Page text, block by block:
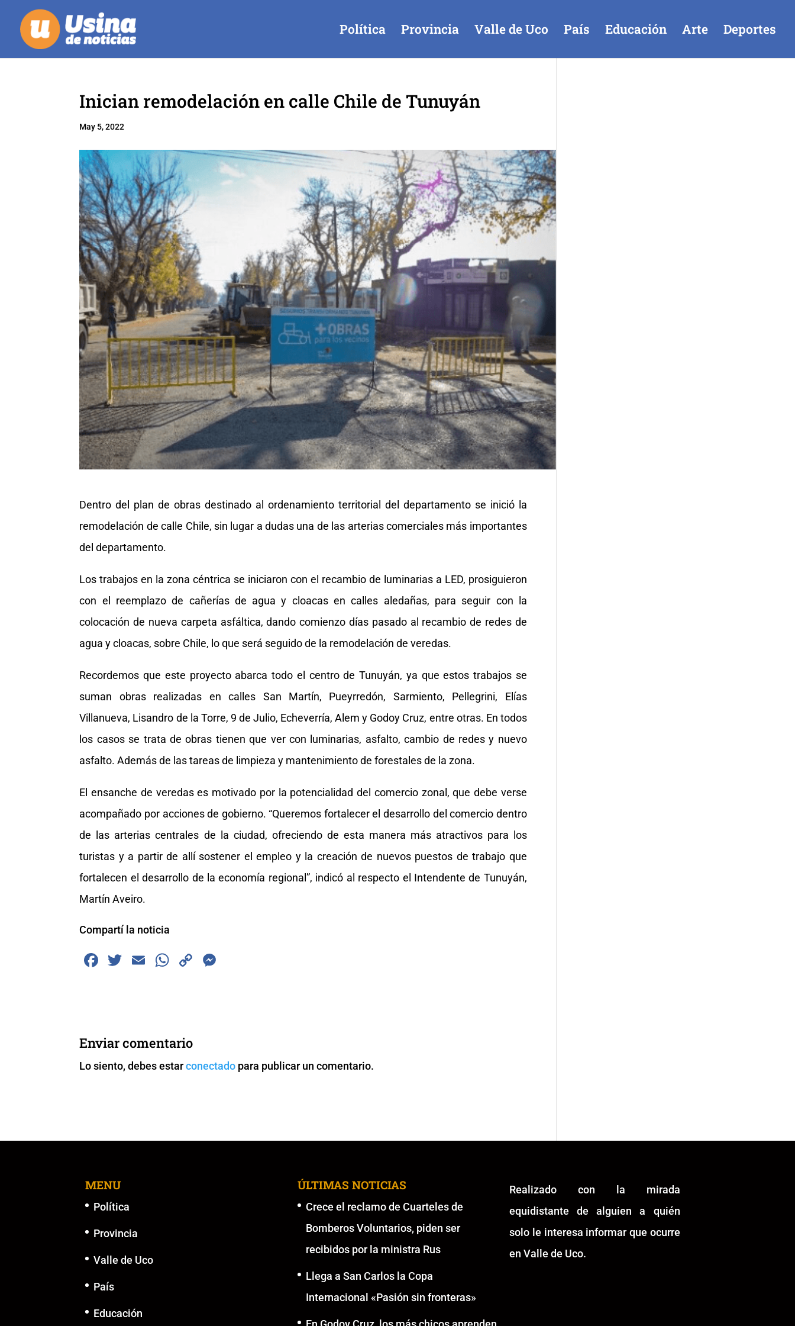
Política Provincia Valle de Uco País Educación Arte Deportes
Inician remodelación en calle Chile de Tunuyán
May 5, 2022
Dentro del plan de obras destinado al ordenamiento territorial del departamento se inició la
remodelación de calle Chile, sin lugar a dudas una de las arterias comerciales más importantes
del departamento.
Los trabajos en la zona céntrica se iniciaron con el recambio de luminarias a LED, prosiguieron
con el reemplazo de cañerías de agua y cloacas en calles aledañas, para seguir con la
colocación de nueva carpeta asfáltica, dando comienzo días pasado al recambio de redes de
agua y cloacas, sobre Chile, lo que será seguido de la remodelación de veredas.
Recordemos que este proyecto abarca todo el centro de Tunuyán, ya que estos trabajos se
suman obras realizadas en calles San Martín, Pueyrredón, Sarmiento, Pellegrini, Elías
Villanueva, Lisandro de la Torre, 9 de Julio, Echeverría, Alem y Godoy Cruz, entre otras. En todos
los casos se trata de obras tienen que ver con luminarias, asfalto, cambio de redes y nuevo
asfalto. Además de las tareas de limpieza y mantenimiento de forestales de la zona.
El ensanche de veredas es motivado por la potencialidad del comercio zonal, que debe verse
acompañado por acciones de gobierno. “Queremos fortalecer el desarrollo del comercio dentro
de las arterias centrales de la ciudad, ofreciendo de esta manera más atractivos para los
turistas y a partir de allí sostener el empleo y la creación de nuevos puestos de trabajo que
fortalecen el desarrollo de la economía regional”, indicó al respecto el Intendente de Tunuyán,
Martín Aveiro.
Compartí la noticia
F
b
o
o
T
E
W
A
p
p
C
k
er
Enviar comentario
Lo siento, debes estarconectado para publicar un comentario.
MENU
Política
Provincia
Valle de Uco
País
Educación
ÚLTIMAS NOTICIAS
Crece el reclamo de Cuarteles de
Bomberos Voluntarios, piden ser
recibidos por la ministra Rus
Llega a San Carlos la Copa
Internacional «Pasión sin fronteras»
Realizado con la mirada
equidistante de alguien a quién
solo le interesa informar que ocurre
en Valle de Uco.